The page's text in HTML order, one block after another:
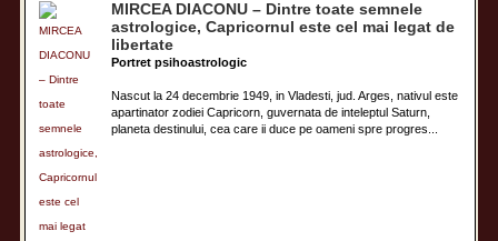
MIRCEA DIACONU – Dintre toate semnele
astrologice, Capricornul este cel mai legat de
libertate
Portret psihoastrologic
Nascut la 24 decembrie 1949, in Vladesti, jud. Arges, nativul este
apartinator zodiei Capricorn, guvernata de inteleptul Saturn,
planeta destinului, cea care ii duce pe oameni spre progres...